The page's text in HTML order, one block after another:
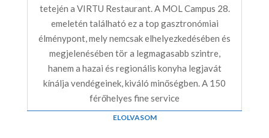
tetején a VIRTU Restaurant. A MOL Campus 28.
emeletén található ez a top gasztronómiai
élménypont, mely nemcsak elhelyezkedésében és
megjelenésében tör a legmagasabb szintre,
hanem a hazai és regionális konyha legjavát
kínálja vendégeinek, kiváló minőségben. A 150
férőhelyes fine service
ELOLVASOM